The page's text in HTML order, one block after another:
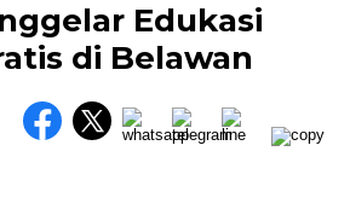
Edukasi
di Belawan